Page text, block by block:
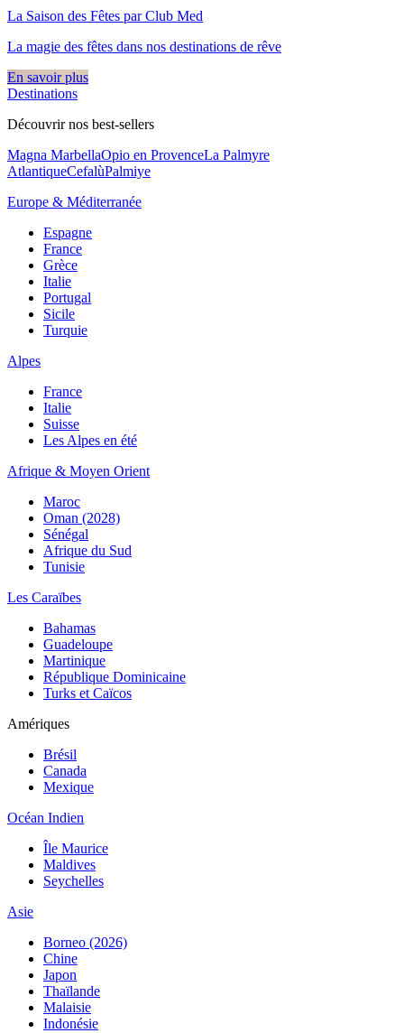
La Saison des Fêtes par Club Med
La magie des fêtes dans nos destinations de rêve​
En savoir plus
Destinations
Découvrir nos best-sellers
Magna MarbellaOpio en ProvenceLa Palmyre
AtlantiqueCefalùPalmiye
Europe & Méditerranée
Espagne
France
Grèce
Italie
Portugal
Sicile
Turquie
Alpes
France
Italie
Suisse
Les Alpes en été
Afrique & Moyen Orient
Maroc
Oman (2028)
Sénégal
Afrique du Sud
Tunisie
Les Caraïbes
Bahamas
Guadeloupe
Martinique
République Dominicaine
Turks et Caïcos
Amériques
Brésil
Canada
Mexique
Océan Indien
Île Maurice
Maldives
Seychelles
Asie
Borneo (2026)
Chine
Japon
Thaïlande
Malaisie
Indonésie